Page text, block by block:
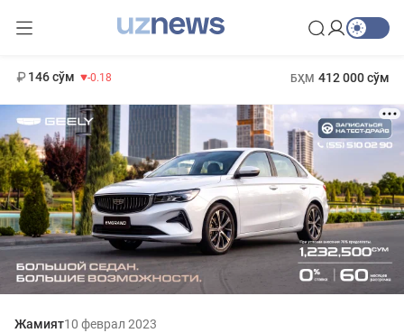
146 сўм -0.18 БҲМ 412 000 сўм
Жамият10 феврал 2023